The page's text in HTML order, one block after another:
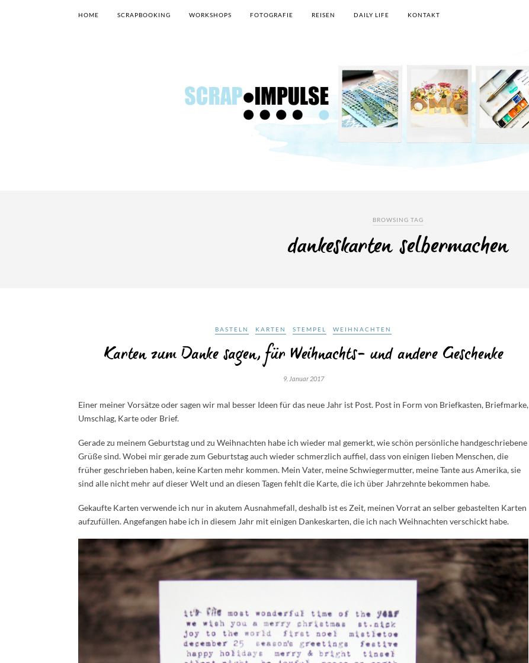
HOME SCRAPBOOKING WORKSHOPS FOTOGRAFIE REISEN DAILY LIFE KONTAKT
BROWSING TAG
dankeskarten selbermachen
BASTELN KARTEN STEMPEL WEIHNACHTEN
Karten zum Danke sagen, für Weihnachts- und andere Geschenke
9. Januar 2017
Einer meiner Vorsätze oder sagen wir mal besser Ideen für das neue Jahr ist Post. Post in Form von Briefkasten, Briefmarke,
Umschlag, Karte oder Brief.
Gerade zu meinem Geburtstag und zu Weihnachten habe ich wieder mal gemerkt, wie schön persönliche handgeschriebene
Grüße sind. Wobei mir gerade zum Geburtstag auch wieder schmerzlich auffiel, dass von einigen lieben Menschen, die
früher geschrieben haben, keine Karten mehr kommen. Mein Vater, meine Schwiegermutter, meine Tante aus Amerika, sie
sind alle nicht mehr auf dieser Welt und an diesen Tagen fehlt die Karte, die ich über Jahrzehnte bekommen habe.
Gekaufte Karten verwende ich nur in akutem Ausnahmefall, deshalb ist es Zeit, meinen Vorrat an selber gebastelten Karten
aufzufüllen. Angefangen habe ich in diesem Jahr mit einigen Dankeskarten, die ich nach Weihnachten verschickt habe.